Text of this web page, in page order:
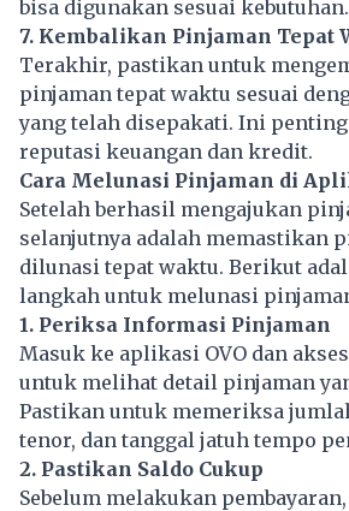
bisa digunakan sesuai kebutuhan.
7. Kembalikan Pinjaman Tepat
Terakhir, pastikan untuk
pinjaman tepat waktu sesuai
yang telah disepakati. Ini
reputasi keuangan dan kredit.
Cara Melunasi Pinjaman di
Setelah berhasil mengajukan
selanjutnya adalah memastikan
dilunasi tepat waktu. Berikut
langkah untuk melunasi
1. Periksa Informasi Pinjaman
Masuk ke aplikasi OVO dan
untuk melihat detail pinjaman
Pastikan untuk memeriksa
tenor, dan tanggal jatuh tempo
2. Pastikan Saldo Cukup
Sebelum melakukan